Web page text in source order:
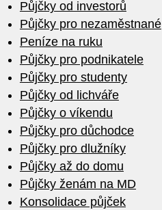
Půjčky od investorů
Půjčky pro nezaměstnané
Peníze na ruku
Půjčky pro podnikatele
Půjčky pro studenty
Půjčky od lichváře
Půjčky o víkendu
Půjčky pro důchodce
Půjčky pro dlužníky
Půjčky až do domu
Půjčky ženám na MD
Konsolidace půjček